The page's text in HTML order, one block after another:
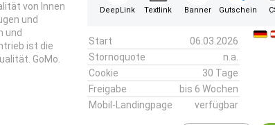
von Innen
und
und
ist die
GoMo.
DeepLink Textlink Banner Gutschein
Start
06.03.2026
Stornoquote
n.a.
Cookie
30 Tage
Freigabe
bis 6 Wochen
Mobil-Landingpage
verfügbar